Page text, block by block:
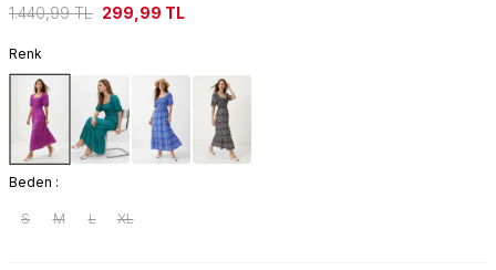
1.440,99TL 299,99 TL
Renk
Beden :
S M L XL